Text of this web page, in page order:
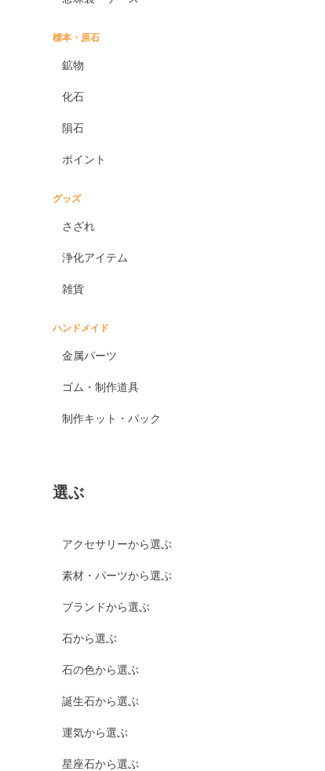
標本・原石
鉱物
化石
隕石
ポイント
グッズ
さざれ
浄化アイテム
雑貨
ハンドメイド
金属パーツ
ゴム・制作道具
制作キット・パック
選ぶ
アクセサリーから選ぶ
素材・パーツから選ぶ
ブランドから選ぶ
石から選ぶ
石の色から選ぶ
誕生石から選ぶ
運気から選ぶ
星座石から選ぶ